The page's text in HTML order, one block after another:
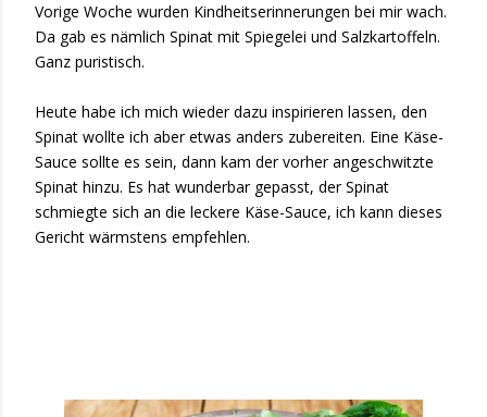
Vorige Woche wurden Kindheitserinnerungen bei mir wach.
Da gab es nämlich Spinat mit Spiegelei und Salzkartoffeln.
Ganz puristisch.
Heute habe ich mich wieder dazu inspirieren lassen, den
Spinat wollte ich aber etwas anders zubereiten. Eine Käse-
Sauce sollte es sein, dann kam der vorher angeschwitzte
Spinat hinzu. Es hat wunderbar gepasst, der Spinat
schmiegte sich an die leckere Käse-Sauce, ich kann dieses
Gericht wärmstens empfehlen.